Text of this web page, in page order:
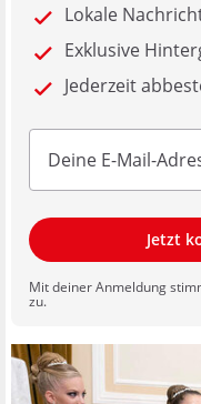
Lokale
Exklusive
Jederzeit
Jetzt
Mit deiner Anmeldung
zu.